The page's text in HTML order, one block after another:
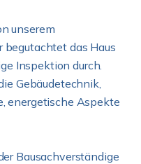
unserem
begutachtet das Haus
Inspektion durch.
Gebäudetechnik,
energetische Aspekte
Bausachverständige